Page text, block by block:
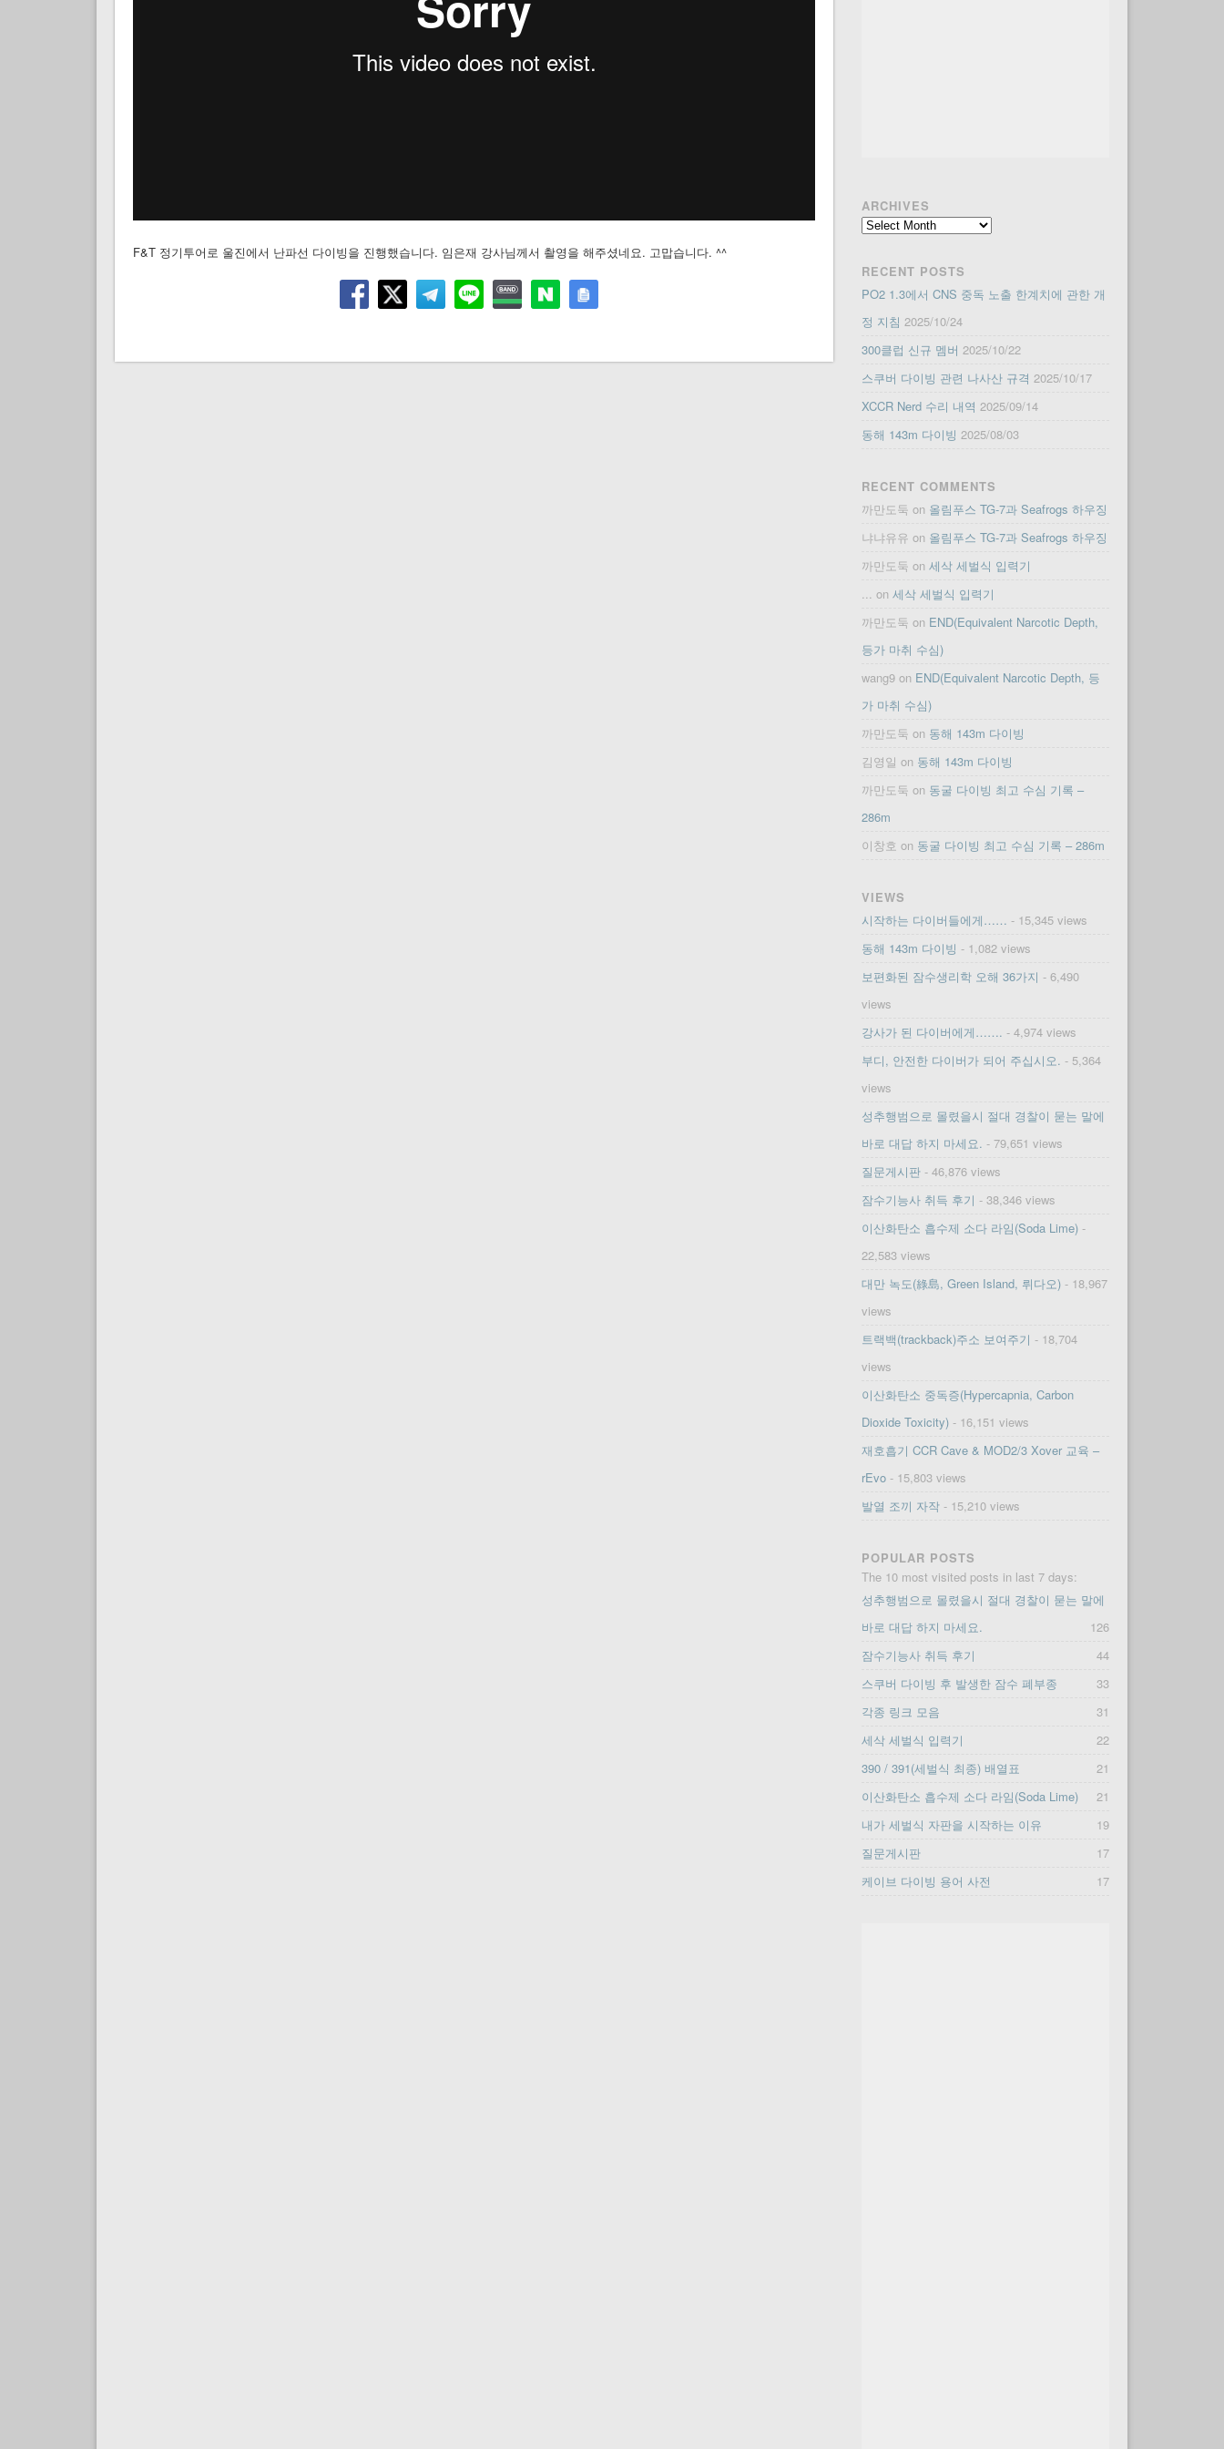
F&T 정기투어로 울진에서 난파선 다이빙을 진행했습니다. 임은재 강사님께서 촬영을 해주셨네요. 고맙습니다. ^^
ARCHIVES
Archives
RECENT POSTS
PO2 1.3에서 CNS 중독 노출 한계치에 관한 개
정 지침 2025/10/24
300클럽 신규 멤버 2025/10/22
스쿠버 다이빙 관련 나사산 규격 2025/10/17
XCCR Nerd 수리 내역 2025/09/14
동해 143m 다이빙 2025/08/03
RECENT COMMENTS
까만도둑 on 올림푸스 TG-7과 Seafrogs 하우징
냐냐유유 on 올림푸스 TG-7과 Seafrogs 하우징
까만도둑 on 세삭 세벌식 입력기
... on 세삭 세벌식 입력기
까만도둑 on END(Equivalent Narcotic Depth,
등가 마취 수심)
wang9on END(Equivalent Narcotic Depth, 등
가 마취 수심)
까만도둑 on 동해 143m 다이빙
김영일 on 동해 143m 다이빙
까만도둑 on 동굴 다이빙 최고 수심 기록 –
286m
이창호 on 동굴 다이빙 최고 수심 기록 – 286m
VIEWS
시작하는 다이버들에게…… - 15,345 views
동해 143m 다이빙 - 1,082 views
보편화된 잠수생리학 오해 36가지 - 6,490
views
강사가 된 다이버에게……. - 4,974 views
부디, 안전한 다이버가 되어 주십시오. - 5,364
views
성추행범으로 몰렸을시 절대 경찰이 묻는 말에
바로 대답 하지 마세요. - 79,651 views
질문게시판- 46,876 views
잠수기능사 취득 후기 - 38,346 views
이산화탄소 흡수제 소다 라임(Soda Lime)-
22,583 views
대만 녹도(綠島, Green Island, 뤼다오)- 18,967
views
트랙백(trackback)주소 보여주기 - 18,704
views
이산화탄소 중독증(Hypercapnia, Carbon
Dioxide Toxicity)- 16,151 views
재호흡기 CCR Cave & MOD2/3 Xover 교육 –
rEvo- 15,803 views
발열 조끼 자작- 15,210 views
POPULAR POSTS
The 10 most visited posts in last 7 days:
성추행범으로 몰렸을시 절대 경찰이 묻는 말에
바로 대답 하지 마세요.
126
잠수기능사 취득 후기
44
스쿠버 다이빙 후 발생한 잠수 폐부종
33
각종 링크 모음
31
세삭 세벌식 입력기
22
390 / 391(세벌식 최종) 배열표
21
이산화탄소 흡수제 소다 라임(Soda Lime)
21
내가 세벌식 자판을 시작하는 이유
19
질문게시판
17
케이브 다이빙 용어 사전
17